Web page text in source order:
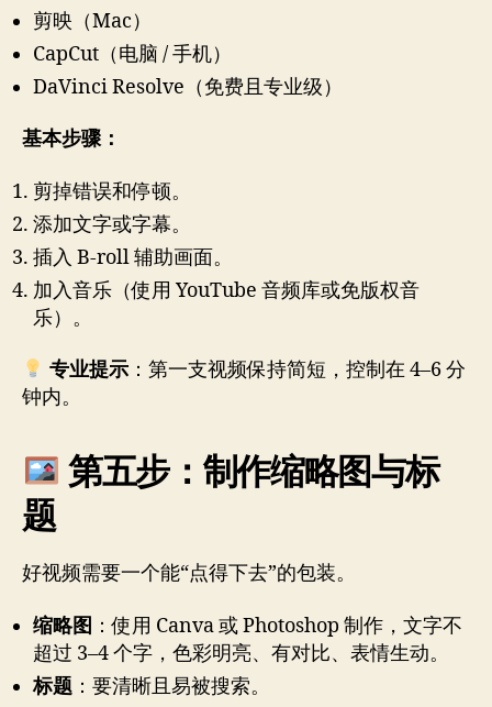
剪映（Mac）
CapCut（电脑 / 手机）
DaVinci Resolve（免费且专业级）
基本步骤：
剪掉错误和停顿。
添加文字或字幕。
插入 B-roll 辅助画面。
加入音乐（使用 YouTube 音频库或免版权音
乐）。
专业提示：第一支视频保持简短，控制在 4–6 分
钟内。
第五步：制作缩略图与标
题
好视频需要一个能“点得下去”的包装。
缩略图 ：使用 Canva 或 Photoshop 制作，文字不
超过 3–4 个字，色彩明亮、有对比、表情生动。
标题 ：要清晰且易被搜索。